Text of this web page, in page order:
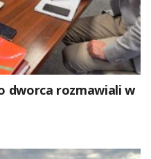
dworca rozmawiali w